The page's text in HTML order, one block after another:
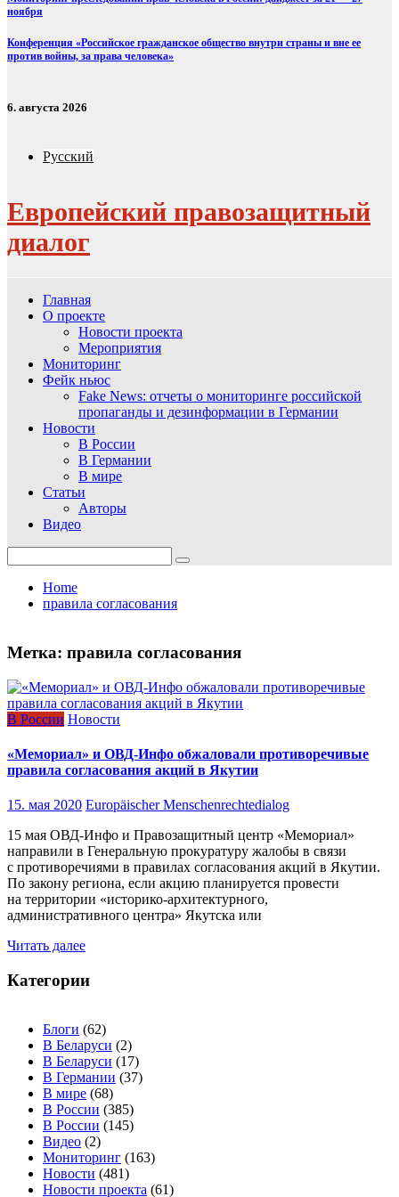
ноября
Конференция «Российское гражданское общество внутри страны и вне ее
против войны, за права человека»
6. августа 2026
Русский
Европейский правозащитный
диалог
Главная
О проекте
Новости проекта
Мероприятия
Мониторинг
Фейк ньюс
Fake News: отчеты о мониторинге российской
пропаганды и дезинформации в Германии
Новости
В России
В Германии
В мире
Статьи
Авторы
Видео
for:
Home
правила согласования
Метка: правила согласования
В России Новости
«Мемориал» и ОВД-Инфо обжаловали противоречивые
правила согласования акций в Якутии
15. мая 2020 Europäischer Menschenrechtedialog
15 мая ОВД-Инфо и Правозащитный центр «Мемориал»
направили в Генеральную прокуратуру жалобы в связи
с противоречиями в правилах согласования акций в Якутии.
По закону региона, если акцию планируется провести
на территории «историко-архитектурного,
административного центра» Якутска или
Читать далее
Категории
Блоги (62)
В Беларуси (2)
В Беларуси (17)
В Германии (37)
В мире (68)
В России (385)
В России (145)
Видео (2)
Мониторинг (163)
Новости (481)
Новости проекта (61)